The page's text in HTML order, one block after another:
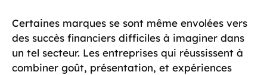
Certaines marques se sont même envolées vers
des succès financiers difficiles à imaginer dans
un tel secteur. Les entreprises qui réussissent à
combiner goût, présentation, et expériences